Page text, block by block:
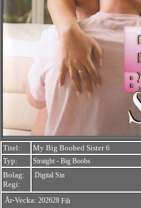
Titel:
My Big Boobed Sister 6
Typ:
Straight - Big Boobs
Bolag:
Regi:
Digital Sin
År-Vecka: 202628